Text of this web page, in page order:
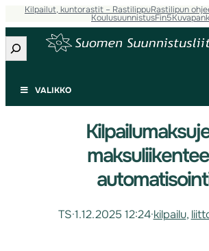
Kilpailut, kuntorastit – RastilippuRastilipun
KoulusuunnistusFin5
Etsi
VALIKKO
TS·1.12.2025 12:24·kilpailu,